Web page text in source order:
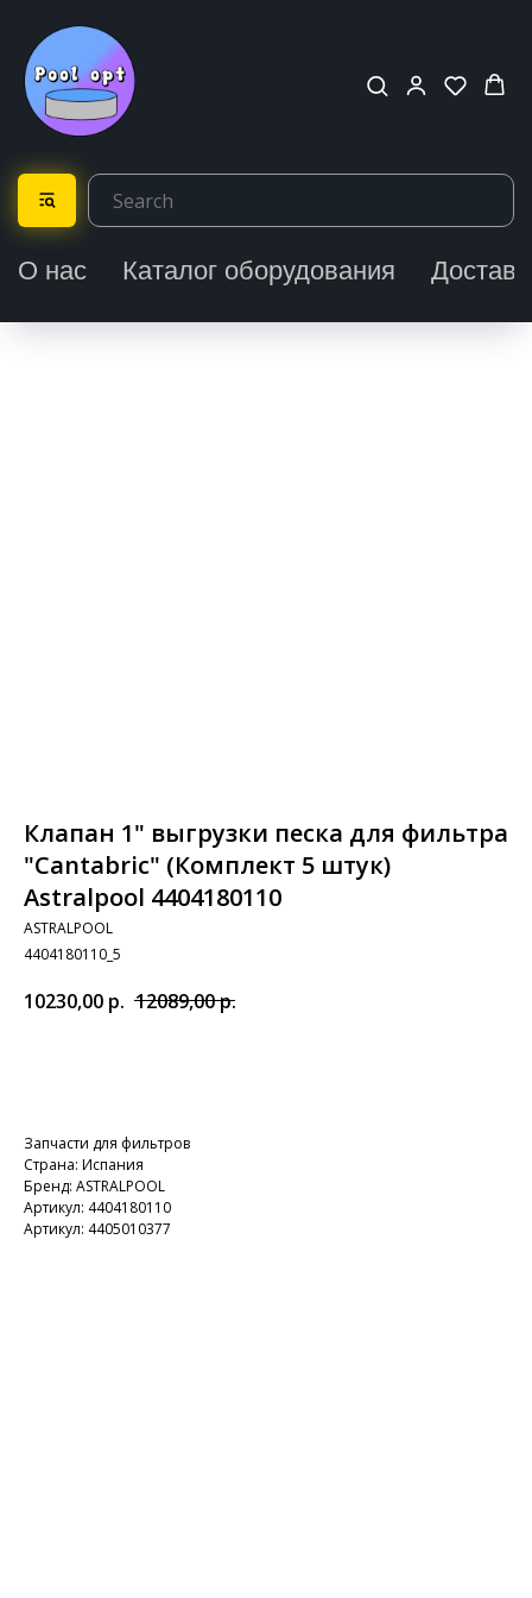
О нас Каталог оборудования
Клапан 1" выгрузки песка для фильтра
"Cantabric" (Комплект 5 штук)
Astralpool 4404180110
ASTRALPOOL
4404180110_5
10230,00 р. 12089,00р.
Запчасти для фильтров
Страна: Испания
Бренд: ASTRALPOOL
Артикул: 4404180110
Артикул: 4405010377